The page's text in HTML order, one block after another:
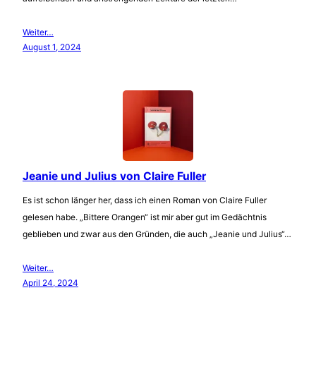
Weiter…
August 1, 2024
Jeanie und Julius von Claire Fuller
Es ist schon länger her, dass ich einen Roman von Claire Fuller
gelesen habe. „Bittere Orangen“ ist mir aber gut im Gedächtnis
geblieben und zwar aus den Gründen, die auch „Jeanie und Julius“…
Weiter…
April 24, 2024